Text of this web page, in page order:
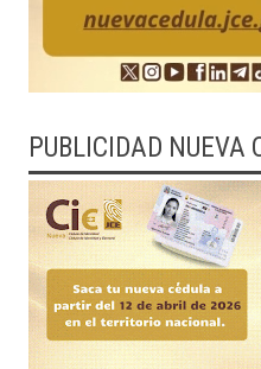
PUBLICIDAD NUEVA